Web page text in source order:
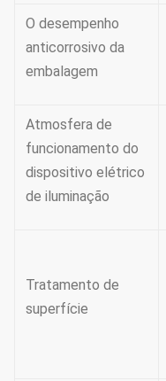
O desempenho
anticorrosivo da
embalagem
Atmosfera de
funcionamento do
dispositivo elétrico
de iluminação
Tratamento de
superfície